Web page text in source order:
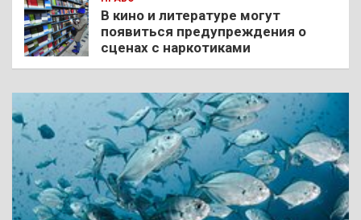
В кино и литературе могут
появиться предупреждения о
сценах с наркотиками